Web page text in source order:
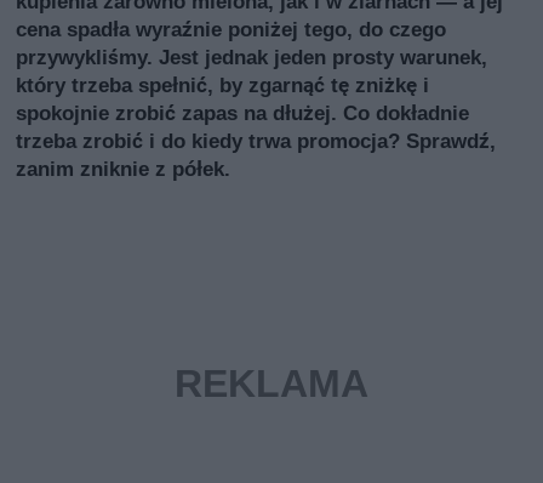
cena spadła wyraźnie poniżej tego, do czego
przywykliśmy. Jest jednak jeden prosty warunek,
który trzeba spełnić, by zgarnąć tę zniżkę i
spokojnie zrobić zapas na dłużej. Co dokładnie
trzeba zrobić i do kiedy trwa promocja? Sprawdź,
zanim zniknie z półek.